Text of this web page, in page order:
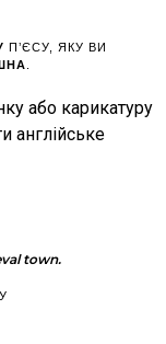
П’ЄСУ, ЯКУ ВИ
або карикатуру
англійське
town.